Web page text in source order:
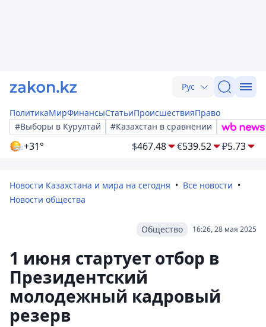
Рус
ПолитикаМирФинансыСтатьиПроисшествияПраво
#Выборы в Курултай
#Казахстан в сравнении
+31° $467.48 €539.52 ₽5.73
Новости Казахстана и мира на сегодня
Все новости
Новости общества
16:26, 28 мая 2025
Общество
1 июня стартует отбор в
Президентский
молодежный кадровый
резерв